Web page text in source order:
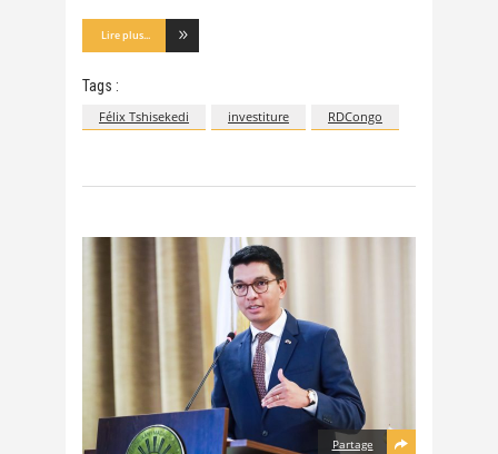
Lire plus...
Tags :
Félix Tshisekedi investiture RDCongo
Partage